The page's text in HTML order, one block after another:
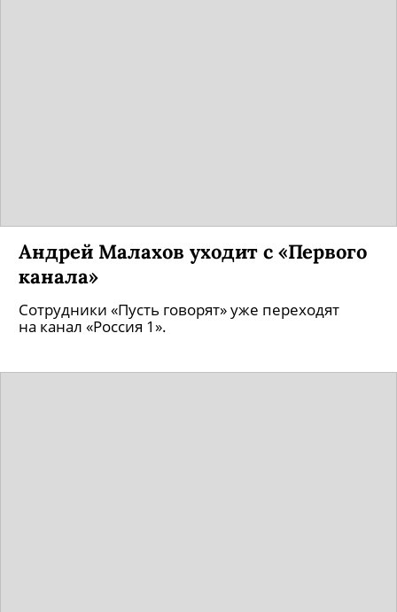
Андрей Малахов уходит с «Первого
канала»
Сотрудники «Пусть говорят» уже переходят
на канал «Россия 1».